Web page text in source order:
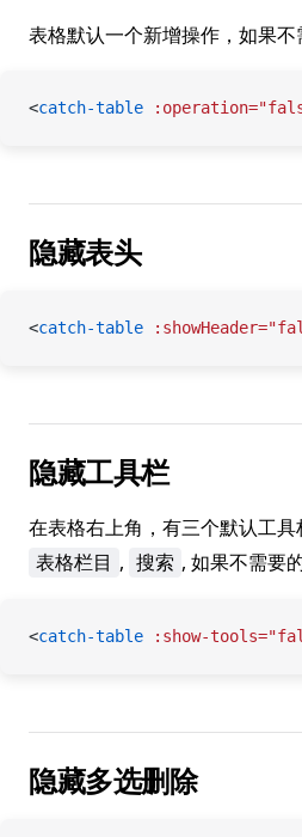
表格默认一个新增操作，如果
<catch-table
隐藏表头
<catch-table
隐藏工具栏
在表格右上角，有三个默认工
表格栏目 , 搜索 , 如果不需要
<catch-table :show-
隐藏多选删除